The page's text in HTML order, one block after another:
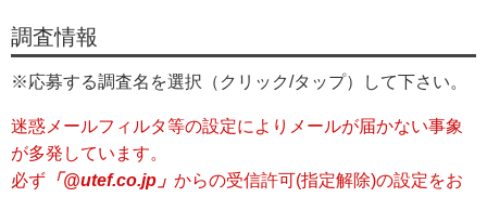
調査情報
※応募する調査名を選択（クリック/タップ）して下さい。
迷惑メールフィルタ等の設定によりメールが届かない事象
が多発しています。
必ず 「@utef.co.jp」 からの受信許可(指定解除)の設定をお